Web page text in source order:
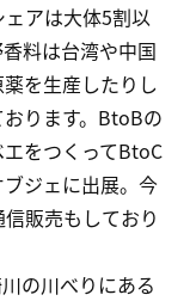
アは大体5割以
料は台湾や中国
を生産したりし
ります。BtoBの
をつくってBtoC
ジェに出展。今
販売もしており
の川べりにある